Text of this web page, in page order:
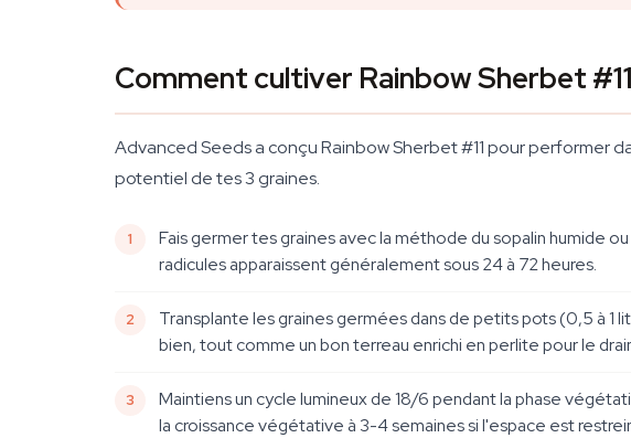
Comment cultiver Rainbow Sherbet #11
Advanced Seeds a conçu Rainbow Sherbet #11 pour performer
potentiel de tes 3 graines.
Fais germer tes graines avec la méthode du sopalin humide
radicules apparaissent généralement sous 24 à 72 heures.
Transplante les graines germées dans de petits pots (0,5 à
bien, tout comme un bon terreau enrichi en perlite pour le
Maintiens un cycle lumineux de 18/6 pendant la phase
la croissance végétative à 3-4 semaines si l'espace est